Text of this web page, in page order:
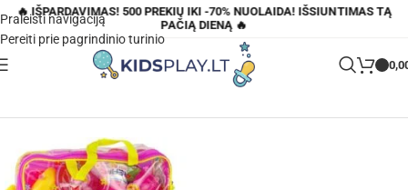
Praleisti navigaciją
Pereiti prie pagrindinio turinio
🔥 IŠPARDAVIMAS! 500 PREKIŲ IKI -70% NUOLAIDA! IŠSIUNTIMAS TĄ
PAČIĄ DIENĄ 🔥
Parduotuvė Didelis virtuvės reikmenų rinkinys su krepšiu